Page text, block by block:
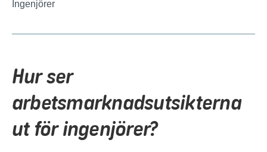
Ingenjörer
Hur ser
arbetsmarknadsutsikterna
ut för ingenjörer?